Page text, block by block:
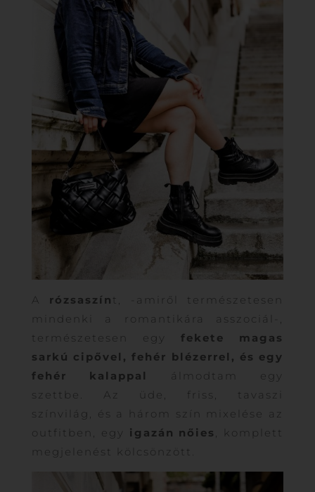
A rózsaszín t, -amiről természetesen
mindenki a romantikára asszociál-,
természetesen egyfekete magas
sarkú cipővel, fehér blézerrel, és egy
fehér kalappal
álmodtam egy
szettbe. Az üde, friss, tavaszi
színvilág, és a három szín mixelése az
outfitben, egy igazán nőies , komplett
megjelenést kölcsönzött.